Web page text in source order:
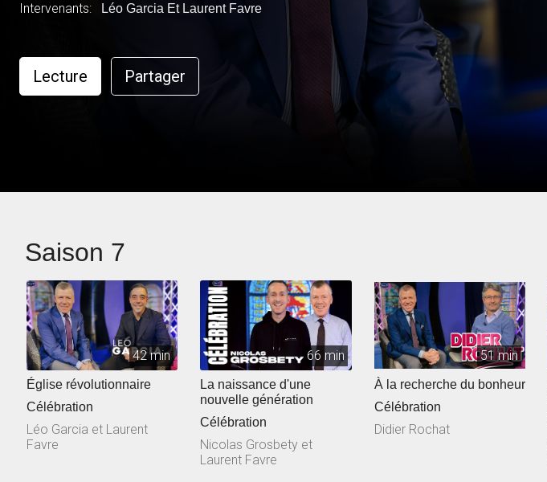
Intervenants: Léo Garcia Et Laurent Favre
Lecture Partager
Saison 7
42 min
Église révolutionnaire
Célébration
Léo Garcia et Laurent
Favre
66 min
La naissance d'une
nouvelle génération
Célébration
Nicolas Grosbety et
Laurent Favre
51 min
À la recherche du bonheur
Célébration
Didier Rochat